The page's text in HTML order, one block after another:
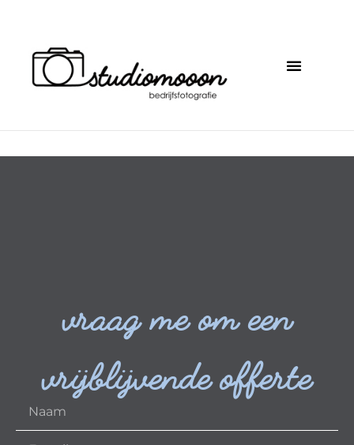
vraag me om een
vrijblijvende offerte